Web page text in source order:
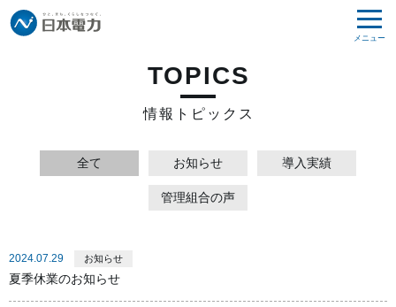
メニュー
TOPICS
情報トピックス
全て お知らせ 導入実績
管理組合の声
2024.07.29 お知らせ
夏季休業のお知らせ